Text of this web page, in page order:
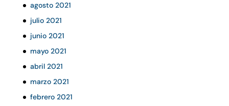
agosto 2021
julio 2021
junio 2021
mayo 2021
abril 2021
marzo 2021
febrero 2021